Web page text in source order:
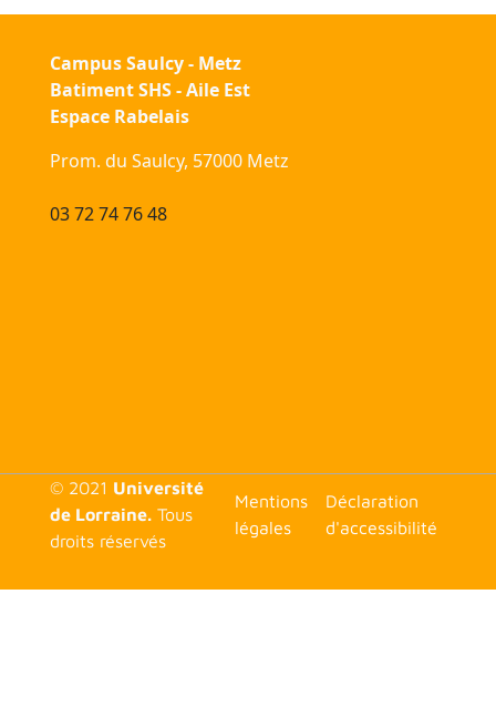
Campus Saulcy - Metz
Batiment SHS - Aile Est
Espace Rabelais
Prom. du Saulcy, 57000 Metz
03 72 74 76 48
© 2021 Université
de Lorraine.Tous
droits réservés
<none>
Mentions
légales
Déclaration
d'accessibilité